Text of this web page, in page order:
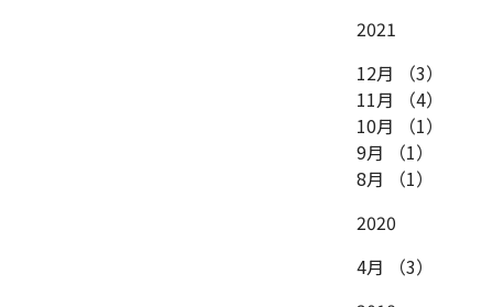
2021
12月
（3）
11月
（4）
10月
（1）
9月
（1）
8月
（1）
2020
4月
（3）